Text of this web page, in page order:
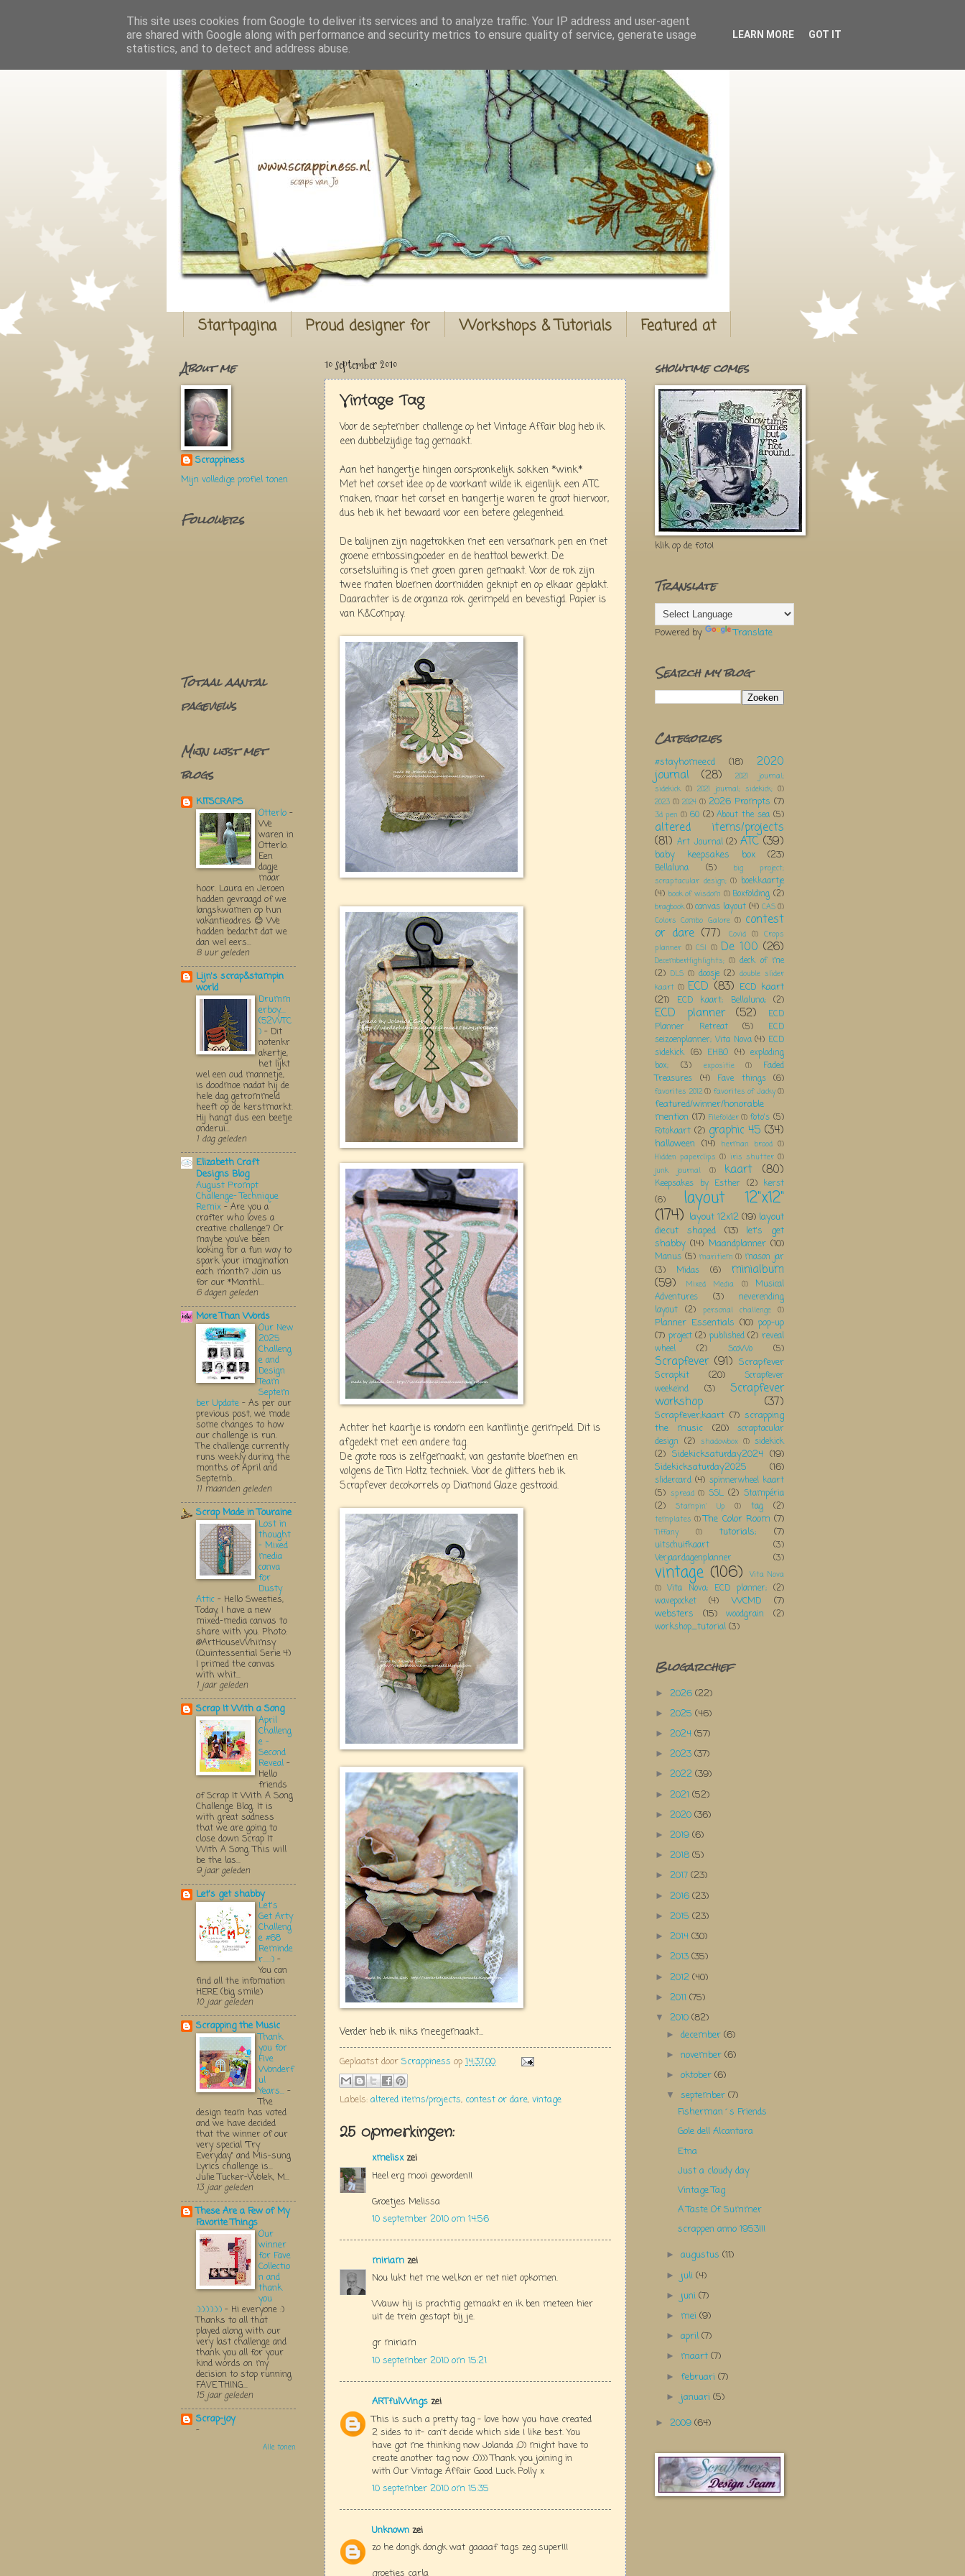
Startpagina Proud designer for Workshops & Tutorials Featured at
10 september 2010
Vintage Tag
Voor de september challenge op het Vintage Affair blog heb ik
een dubbelzijdige tag gemaakt.
Aan het hangertje hingen oorspronkelijk sokken *wink*
Met het corset idee op de voorkant wilde ik eigenlijk een ATC
maken, maar het corset en hangertje waren te groot hiervoor,
dus heb ik het bewaard voor een betere gelegenheid.
De balijnen zijn nagetrokken met een versamark pen en met
groene embossingpoeder en de heattool bewerkt. De
corsetsluiting is met groen garen gemaakt. Voor de rok zijn
twee maten bloemen doormidden geknipt en op elkaar geplakt.
Daarachter is de organza rok gerimpeld en bevestigd. Papier is
van K&Compay.
Achter het kaartje is rondom een kantlintje gerimpeld. Dit is
afgedekt met een andere tag.
De grote roos is zelfgemaakt, van gestante bloemen en
volgens de Tim Holtz techniek. Voor de glitters heb ik
Scrapfever decokorrels op Diamond Glaze gestrooid.
Verder heb ik niks meegemaakt...
Geplaatst door Scrappiness op 14:37:00
Labels: altered items/projects, contest or dare, vintage
25 opmerkingen:
xmelisxzei
Heel erg mooi geworden!!
Groetjes Melissa
10 september 2010 om 14:56
miriam zei
Nou lukt het me wel,kon er net niet opkomen.
Wauw hij is prachtig gemaakt en ik ben meteen hier
uit de trein gestapt bij je.
gr miriam
10 september 2010 om 15:21
ARTfulWings zei
This is such a pretty tag - love how you have created
2 sides to it- can't decide which side I like best. You
have got me thinking now Jolanda ;O) might have to
create another tag now :O))) Thank you joining in
with Our Vintage Affair Good Luck Polly x
10 september 2010 om 15:35
Unknown zei
zo he dongk dongk wat gaaaaf tags zeg super!!!
About me
Scrappiness
Mijn volledige profiel tonen
Followers
Totaal aantal
pageviews
Mijn lijst met
blogs
KITSCRAPS
Otterlo -
We
waren in
Otterlo.
Een
dagje
maar
hoor. Laura en Jeroen
hadden gevraagd of we
langskwamen op hun
vakantieadres 😊 We
hadden bedacht dat we
dan wel eers...
8 uur geleden
Lijn's scrap&stampin
world
Drumm
erboy....
(52WTC
) - Dit
notenkr
akertje,
het lijkt
wel een oud mannetje,
is doodmoe nadat hij de
hele dag getrommeld
heeft op de kerstmarkt.
Hij hangt dus een beetje
onderui...
1 dag geleden
Elizabeth Craft
Designs Blog
August Prompt
Challenge- Technique
Remix - Are you a
crafter who loves a
creative challenge? Or
maybe you’ve been
looking for a fun way to
spark your imagination
each month? Join us
for our *Monthl...
6 dagen geleden
More Than Words
Our New
2025
Challeng
e and
Design
Team
Septem
ber Update - As per our
previous post, we made
some changes to how
our challenge is run.
The challenge currently
runs weekly during the
months of April and
Septemb...
11 maanden geleden
Scrap Made in Touraine
Lost in
thought
- Mixed
media
canva
for
Dusty
Attic - Hello Sweeties,
Today, I have a new
mixed-media canvas to
share with you. Photo:
@ArtHouseWhimsy
(Quintessential Serie 4)
I primed the canvas
with whit...
1 jaar geleden
Scrap It With a Song
April
Challeng
e -
Second
Reveal -
Hello
friends
of Scrap It With A Song
Challenge Blog. It is
with great sadness
that we are going to
close down Scrap It
With A Song. This will
be the las...
9 jaar geleden
Let's get shabby
Let's
Get Arty
Challeng
e #68
Reminde
r.....:) -
You can
find all the infomation
HERE (big smile)
10 jaar geleden
Scrapping the Music
Thank
you for
Five
Wonderf
ul
Years... -
The
design team has voted
and we have decided
that the winner of our
very special "Try
Everyday" and Mis-sung
Lyrics challenge is...
Julie Tucker-Wolek, M...
13 jaar geleden
These Are a Few of My
Favorite Things
Our
winner
for Fave
Collectio
n and
thank
you
:):):):):):) - Hi everyone :)
Thanks to all that
played along with our
very last challenge and
thank you all for your
kind words on my
decision to stop running
FAVE THING...
15 jaar geleden
Scrap-joy
-
Alle tonen
showtime comes
klik op de foto!
Translate
Powered by Translate
Search my blog
Categories
#stayhomeecd (18) 2020
journal (28)
2021 journal;
sidekick (1) 2021 journal; sidekick; (1)
2023 (1) 2024 (1) 2026 Prompts (7)
3d pen (1) 60 (2) About the sea (5)
altered items/projects
(81) Art Journal (2) ATC (39)
baby keepsakes box (23)
Bellaluna (5)
big project;
scraptacular design; (1) boekkaartje
(4) book of wisdom (1) Boxfolding (2)
bragbook(1)canvas layout (4) CAS(1)
Colors Combo Galore (1) contest
or dare (77) Covid (1) Crops
planner (1) CSI (1) De 100 (26)
DecemberHighlights; (1) deck of me
(2) DLS (1) doosje (2) double slider
kaart (1) ECD (83) ECD kaart
(21)
ECD kaart; Bellaluna; (2)
ECD planner (52)
ECD
Planner Retreat
(5)
ECD
seizoenplanner; Vita Nova (4) ECD
sidekick (6) EHBO (4) exploding
box;
(3) expositie (1)
Faded
Treasures
(4) Fave things (6)
favorites 2012 (1) favorites of Jacky (1)
featured/winner/honorable
mention (17) Filefolder (1) foto's (5)
Fotokaart (2) graphic 45 (34)
halloween (14) herman brood (1)
Hidden paperclips (1) iris shutter (1)
junk journal
(1) kaart (80)
Keepsakes by Esther (2) kerst
(6)
layout 12"x12"
(174) layout 12x12 (19) layout
diecut shaped
(13)
let's get
shabby (14) Maandplanner (10)
Manus (5) maritiem (1) mason jar
(3)
Midas (6) minialbum
(59) Mixed Media (1)
Musical
Adventures
(3)
neverending
layout (2) personal challenge (1)
Planner Essentials (10) pop-up
(7) project (2) published (2) reveal
wheel
(2) ScoWo (5)
Scrapfever (91) Scrapfever
Scrapkit
(20)
Scrapfever
weekeind
(3) Scrapfever
workshop (37)
Scrapfever;kaart (7) scrapping
the music
(20)
scraptacular
design (2) shadowbox (1) sidekick
(2) Sidekicksaturday2024 (19)
Sidekicksaturday2025
(16)
slidercard (4) spinnerwheel kaart
(5) spread (1) SSL (2) Stampéria
(2)
Stampin' Up (1) tag (2)
templates (1) The Color Room (7)
Tiffany (1) tutorials; (7)
uitschuifkaart
(3)
Verjaardagenplanner
(3)
vintage (106)
Vita Nova
(1) Vita Nova; ECD planner; (2)
wavepocket
(4) WCMD
(7)
websters
(15) woodgrain
(2)
workshop_tutorial (3)
Blogarchief
► 2026 (22)
► 2025 (46)
► 2024 (57)
► 2023 (37)
► 2022 (39)
► 2021 (52)
► 2020 (36)
► 2019 (6)
► 2018 (5)
► 2017 (23)
► 2016 (23)
► 2015 (23)
► 2014 (30)
► 2013 (35)
► 2012 (40)
► 2011 (75)
▼ 2010 (82)
►december(6)
►november(6)
►oktober(6)
▼september(7)
Fisherman´s Friends
Gole dell Alcantara
Etna
Just a cloudy day
Vintage Tag
A Taste Of Summer
scrappen anno 1953!!!
►augustus(11)
► juli(4)
► juni(7)
► mei(9)
►april(7)
► maart(7)
►februari(7)
► januari(5)
► 2009 (64)
This site uses cookies from Google to deliver its services and to analyze traffic. Your IP address and user-agent
are shared with Google along with performance and security metrics to ensure quality of service, generate usage
statistics, and to detect and address abuse.
LEARN MORE GOT IT